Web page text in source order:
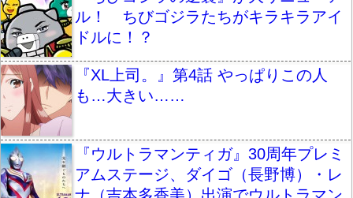
ル！ ちびゴジラたちがキラキラアイ
ドルに！？
『XL上司。』第4話 やっぱりこの人
も…大きい……
『ウルトラマンティガ』30周年プレミ
アムステージ、ダイゴ（長野博）・レ